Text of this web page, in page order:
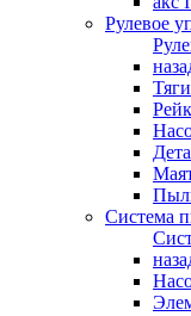
Рулевое
Система